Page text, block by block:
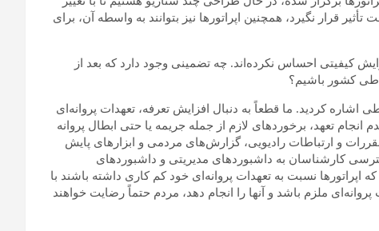
قرار نگیرد، همچنین اپراتورها نیز بتوانند به واسطه آن، برای
با وجود افزایش تعرفه در سال 1402، هیچ افزایش کیفیتی احساس نکرده‌اند. چه تضمینی وجود دارد که بعد از
کشور باشیم؟
اشاره کردید. ما قطعاً به دنبال افزایش تعرفه، تعهدات پروانه‌ای
تعهد، برخوردهای لازم از جمله جریمه یا حتی ابطال پروانه
و ارتباطات رادیویی، گزارش‌های مردمی و ابزارهای پایش
کارشناسان به داشبوردهای مدیریتی و داشبوردهای
نسبت به تعهدات پروانه‌ای خود کم کاری داشته باشند با
ملزم باشد و آنها را انجام دهد، مردم حتماً رضایت خواهند